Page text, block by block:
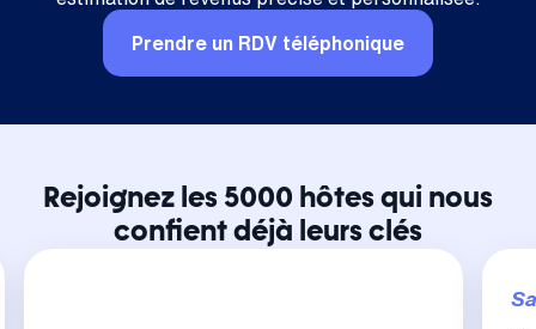
Prendre un RDV téléphonique
Rejoignez les 5000 hôtes qui nous
confient déjà leurs clés